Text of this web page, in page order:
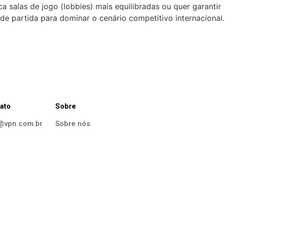
salas de jogo (lobbies) mais equilibradas ou quer garantir
partida para dominar o cenário competitivo internacional.
Sobre
Sobre nós